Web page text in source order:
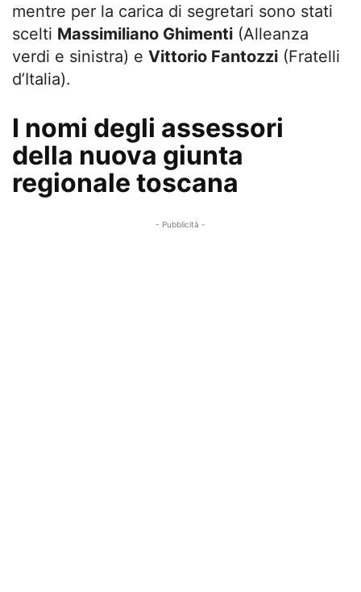
mentre per la carica di segretari sono stati
scelti Massimiliano Ghimenti (Alleanza
verdi e sinistra) e Vittorio Fantozzi (Fratelli
d’Italia).
I nomi degli assessori
della nuova giunta
regionale toscana
- Pubblicità -